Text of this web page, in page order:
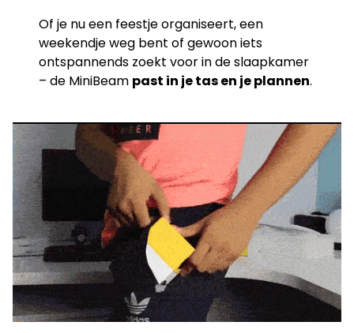
Of je nu een feestje organiseert, een
weekendje weg bent of gewoon iets
ontspannends zoekt voor in de slaapkamer
– de MiniBeam past in je tas en je plannen.